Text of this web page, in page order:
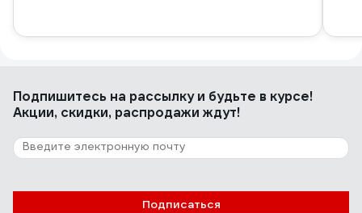
Подпишитесь на рассылкуи будьте в курсе!
Акции, скидки, распродажи ждут!
Подписаться